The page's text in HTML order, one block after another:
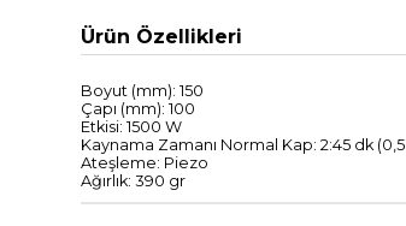
Ürün Özellikleri
Boyut (mm): 150
Çapı (mm): 100
Etkisi: 1500 W
Kaynama Zamanı Normal Kap: 2:45 dk (0,5
Ateşleme: Piezo
Ağırlık: 390 gr